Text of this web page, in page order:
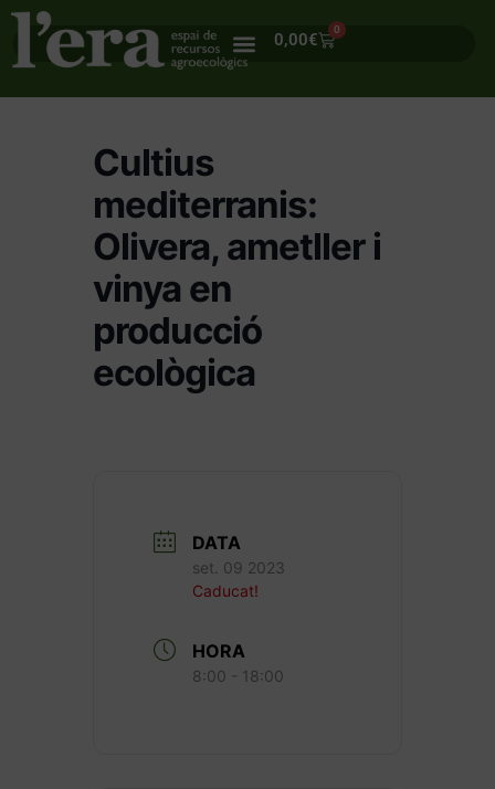
0,00€
0
Cultius
mediterranis:
Olivera, ametller i
vinya en
producció
ecològica
DATA
set. 09 2023
Caducat!
HORA
8:00 - 18:00